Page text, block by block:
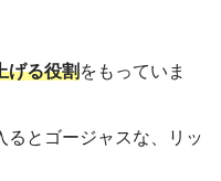
げる役割をもっていま
るとゴージャスな、リッ